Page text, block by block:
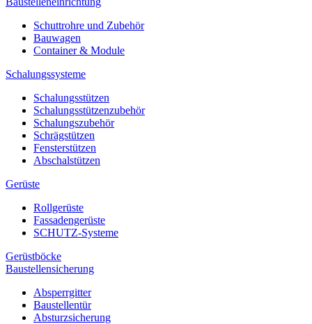
Schuttrohre und Zubehör
Bauwagen
Container & Module
Schalungssysteme
Schalungsstützen
Schalungsstützenzubehör
Schalungszubehör
Schrägstützen
Fensterstützen
Abschalstützen
Gerüste
Rollgerüste
Fassadengerüste
SCHUTZ-Systeme
Gerüstböcke
Baustellensicherung
Absperrgitter
Baustellentür
Absturzsicherung